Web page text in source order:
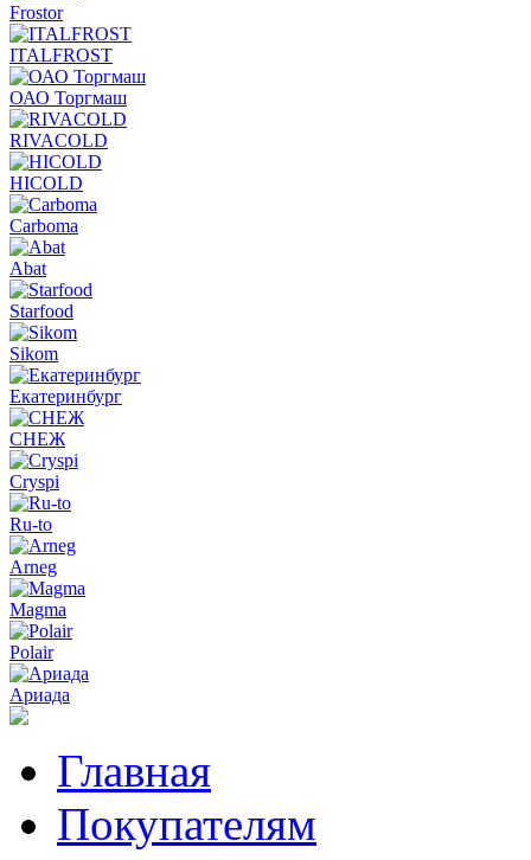
Frostor
ITALFROST
ОАО Торгмаш
RIVACOLD
HICOLD
Carboma
Abat
Starfood
Sikom
Екатеринбург
СНЕЖ
Cryspi
Ru-to
Arneg
Magma
Polair
Ариада
Главная
Покупателям